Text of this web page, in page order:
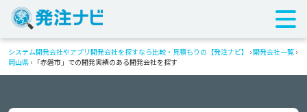
システム開発会社やアプリ開発会社を探すなら比較・見積もりの【発注ナビ】 ›開発会社一覧 ›
岡山県 › 「赤磐市」での開発実績のある開発会社を探す